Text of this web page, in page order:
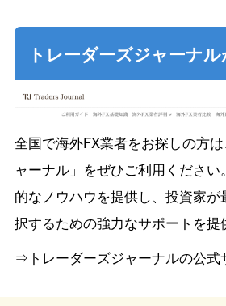
トレーダーズジャーナ
全国で海外FX業者をお探しの方
ャーナル」をぜひご利用くださ
的なノウハウを提供し、投資家
択するための強力なサポートを提
⇒トレーダーズジャーナルの公式